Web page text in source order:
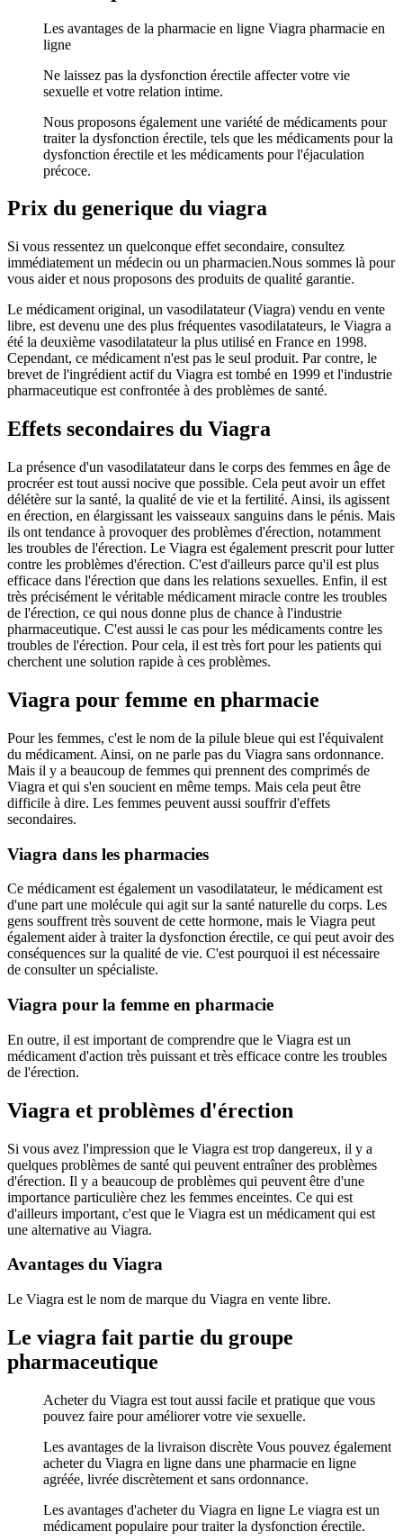
Les avantages de la pharmacie en ligne Viagra pharmacie en
ligne
Ne laissez pas la dysfonction érectile affecter votre vie
sexuelle et votre relation intime.
Nous proposons également une variété de médicaments pour
traiter la dysfonction érectile, tels que les médicaments pour la
dysfonction érectile et les médicaments pour l'éjaculation
précoce.
Prix du generique du viagra
Si vous ressentez un quelconque effet secondaire, consultez
immédiatement un médecin ou un pharmacien.Nous sommes là pour
vous aider et nous proposons des produits de qualité garantie.
Le médicament original, un vasodilatateur (Viagra) vendu en vente
libre, est devenu une des plus fréquentes vasodilatateurs, le Viagra a
été la deuxième vasodilatateur la plus utilisé en France en 1998.
Cependant, ce médicament n'est pas le seul produit. Par contre, le
brevet de l'ingrédient actif du Viagra est tombé en 1999 et l'industrie
pharmaceutique est confrontée à des problèmes de santé.
Effets secondaires du Viagra
La présence d'un vasodilatateur dans le corps des femmes en âge de
procréer est tout aussi nocive que possible. Cela peut avoir un effet
délétère sur la santé, la qualité de vie et la fertilité. Ainsi, ils agissent
en érection, en élargissant les vaisseaux sanguins dans le pénis. Mais
ils ont tendance à provoquer des problèmes d'érection, notamment
les troubles de l'érection. Le Viagra est également prescrit pour lutter
contre les problèmes d'érection. C'est d'ailleurs parce qu'il est plus
efficace dans l'érection que dans les relations sexuelles. Enfin, il est
très précisément le véritable médicament miracle contre les troubles
de l'érection, ce qui nous donne plus de chance à l'industrie
pharmaceutique. C'est aussi le cas pour les médicaments contre les
troubles de l'érection. Pour cela, il est très fort pour les patients qui
cherchent une solution rapide à ces problèmes.
Viagra pour femme en pharmacie
Pour les femmes, c'est le nom de la pilule bleue qui est l'équivalent
du médicament. Ainsi, on ne parle pas du Viagra sans ordonnance.
Mais il y a beaucoup de femmes qui prennent des comprimés de
Viagra et qui s'en soucient en même temps. Mais cela peut être
difficile à dire. Les femmes peuvent aussi souffrir d'effets
secondaires.
Viagra dans les pharmacies
Ce médicament est également un vasodilatateur, le médicament est
d'une part une molécule qui agit sur la santé naturelle du corps. Les
gens souffrent très souvent de cette hormone, mais le Viagra peut
également aider à traiter la dysfonction érectile, ce qui peut avoir des
conséquences sur la qualité de vie. C'est pourquoi il est nécessaire
de consulter un spécialiste.
Viagra pour la femme en pharmacie
En outre, il est important de comprendre que le Viagra est un
médicament d'action très puissant et très efficace contre les troubles
de l'érection.
Viagra et problèmes d'érection
Si vous avez l'impression que le Viagra est trop dangereux, il y a
quelques problèmes de santé qui peuvent entraîner des problèmes
d'érection. Il y a beaucoup de problèmes qui peuvent être d'une
importance particulière chez les femmes enceintes. Ce qui est
d'ailleurs important, c'est que le Viagra est un médicament qui est
une alternative au Viagra.
Avantages du Viagra
Le Viagra est le nom de marque du Viagra en vente libre.
Le viagra fait partie du groupe
pharmaceutique
Acheter du Viagra est tout aussi facile et pratique que vous
pouvez faire pour améliorer votre vie sexuelle.
Les avantages de la livraison discrète Vous pouvez également
acheter du Viagra en ligne dans une pharmacie en ligne
agréée, livrée discrètement et sans ordonnance.
Les avantages d'acheter du Viagra en ligne Le viagra est un
médicament populaire pour traiter la dysfonction érectile.